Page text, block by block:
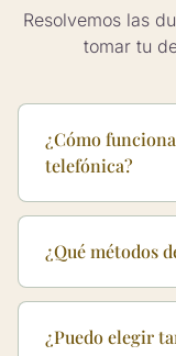
Resolvemos las
tomar tu
¿Cómo
telefónica?
¿Qué métodos
¿Puedo elegir